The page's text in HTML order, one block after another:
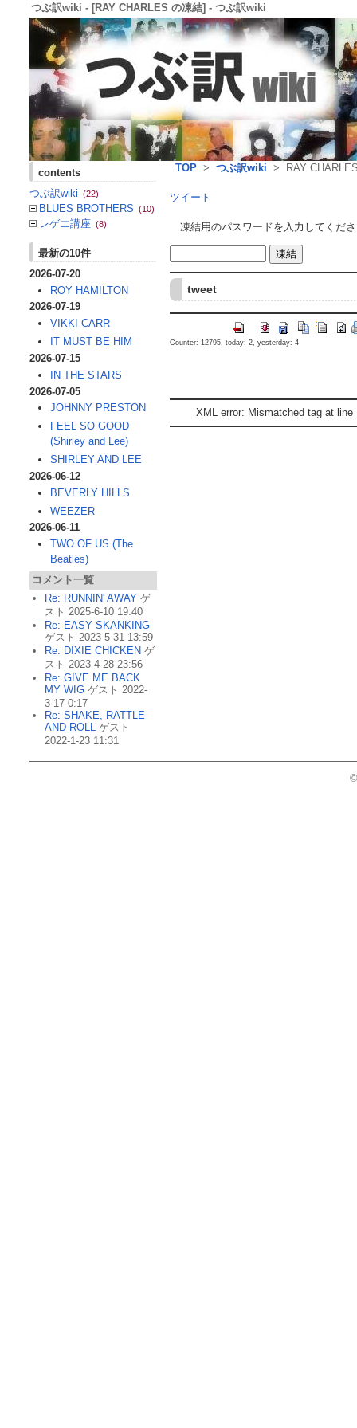
つぶ訳wiki - [RAY CHARLES の凍結] - つぶ訳wiki
TOP > つぶ訳wiki > RAY
ツイート
凍結用のパスワードを入力してくだ
tweet
Counter: 12795, today: 2, yesterday: 4
XML error: Mismatched tag at line
contents
つぶ訳wiki (22)
BLUES BROTHERS (10)
レゲエ講座 (8)
最新の10件
2026-07-20
ROY HAMILTON
2026-07-19
VIKKI CARR
IT MUST BE HIM
2026-07-15
IN THE STARS
2026-07-05
JOHNNY PRESTON
FEEL SO GOOD
(Shirley and Lee)
SHIRLEY AND LEE
2026-06-12
BEVERLY HILLS
WEEZER
2026-06-11
TWO OF US (The
Beatles)
コメント一覧
Re: RUNNIN' AWAY ゲ
スト 2025-6-10 19:40
Re: EASY SKANKING
ゲスト 2023-5-31 13:59
Re: DIXIE CHICKEN ゲ
スト 2023-4-28 23:56
Re: GIVE ME BACK
MY WIG ゲスト 2022-
3-17 0:17
Re: SHAKE, RATTLE
AND ROLL ゲスト
2022-1-23 11:31